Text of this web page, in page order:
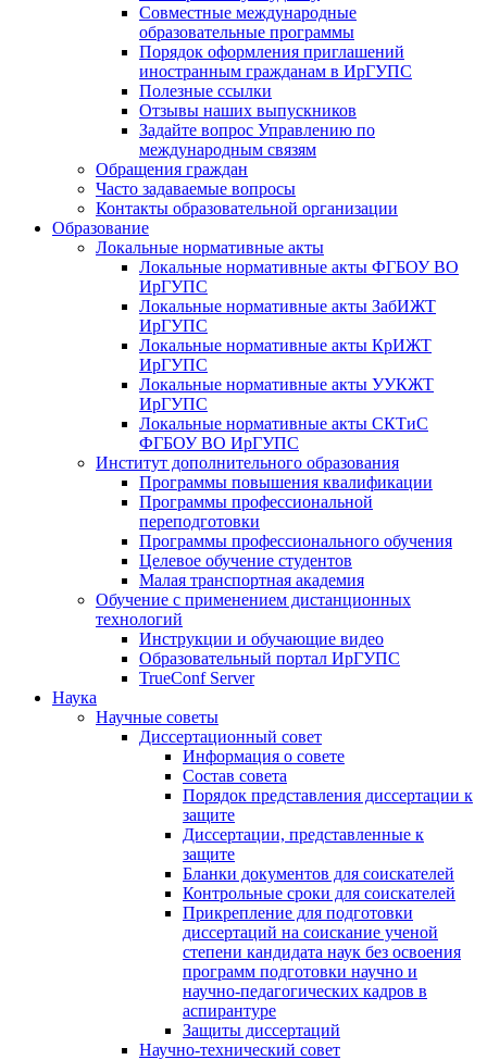
Совместные международные
образовательные программы
Порядок оформления приглашений
иностранным гражданам в ИрГУПС
Полезные ссылки
Отзывы наших выпускников
Задайте вопрос Управлению по
международным связям
Обращения граждан
Часто задаваемые вопросы
Контакты образовательной организации
Образование
Локальные нормативные акты
Локальные нормативные акты ФГБОУ ВО
ИрГУПС
Локальные нормативные акты ЗабИЖТ
ИрГУПС
Локальные нормативные акты КрИЖТ
ИрГУПС
Локальные нормативные акты УУКЖТ
ИрГУПС
Локальные нормативные акты СКТиС
ФГБОУ ВО ИрГУПС
Институт дополнительного образования
Программы повышения квалификации
Программы профессиональной
переподготовки
Программы профессионального обучения
Целевое обучение студентов
Малая транспортная академия
Обучение с применением дистанционных
технологий
Инструкции и обучающие видео
Образовательный портал ИрГУПС
TrueConf Server
Наука
Научные советы
Диссертационный совет
Информация о совете
Состав совета
Порядок представления диссертации к
защите
Диссертации, представленные к
защите
Бланки документов для соискателей
Контрольные сроки для соискателей
Прикрепление для подготовки
диссертаций на соискание ученой
степени кандидата наук без освоения
программ подготовки научно и
научно-педагогических кадров в
аспирантуре
Защиты диссертаций
Научно-технический совет